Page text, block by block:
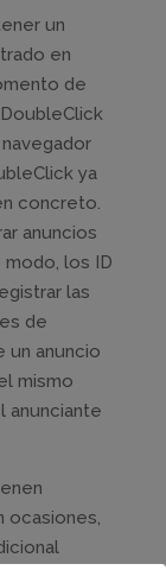
un
en
de
ya
concreto.
anuncios
modo, los ID
las
de
un anuncio
mismo
anunciante
ocasiones,